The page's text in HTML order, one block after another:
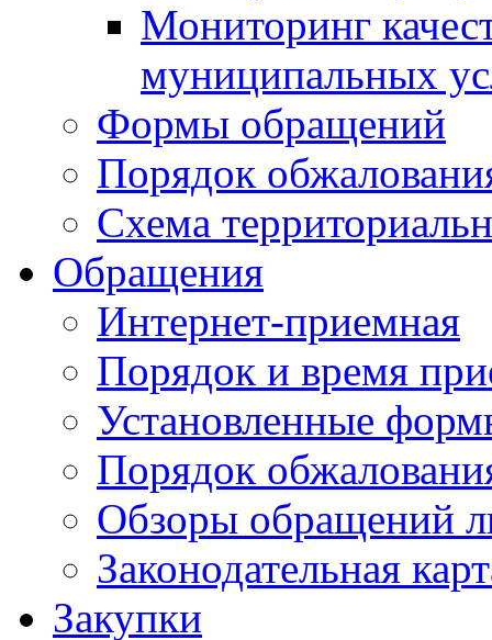
Мониторинг
муниципальных
Формы обращений
Порядок
Схема
Обращения
Интернет-приемная
Порядок и время
Установленные
Порядок
Обзоры обращений
Законодательная
Закупки